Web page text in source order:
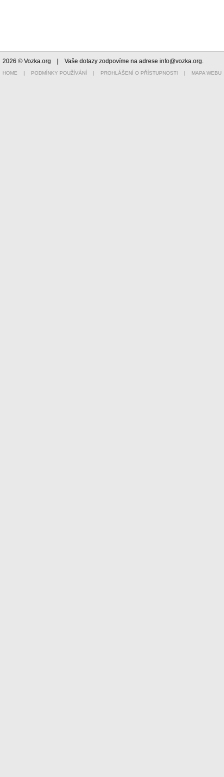
2026 © Vozka.org | Vaše dotazy zodpovíme na adrese info@vozka.org.
HOME | PODMÍNKY POUŽÍVÁNÍ | PROHLÁŠENÍ O PŘÍSTUPNOSTI | MAPA WEBU